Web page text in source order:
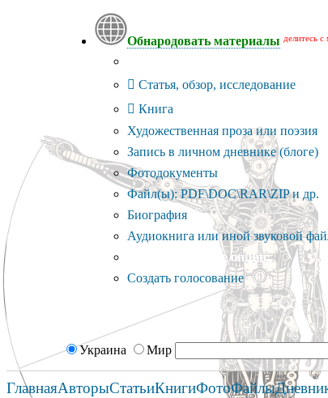
Обнародовать материалы делитесь
Статья, обзор, исследование
Книга
Художественная проза или поэзия
Запись в личном дневнике (блоге)
Фотодокументы
Файл(ы): PDF\DOC\RAR\ZIP и др.
Биография
Аудиокнига или иной звуковой
Дополнительные опции:
Создать голосование
Украина Мир
ГлавнаяАвторыСтатьиКнигиФотоФайлы